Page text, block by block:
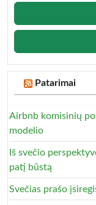
Patarimai
Airbnb komisinių
modelio
Iš svečio
patį būstą
Svečias prašo